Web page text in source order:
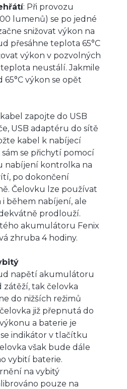
: Při provozu
lumenů) se po jedné
snižovat výkon na
přesáhne teplota 65°C
výkon v pozvolných
neustálí. Jakmile
výkon se opět
zapojte do USB
USB adaptéru do sítě
kabel k nabíjecí
se přichytí pomocí
nabíjení kontrolka na
po dokončení
Čelovku lze používat
i během nabíjení, ale
prodlouží.
akumulátoru Fenix
zhruba 4 hodiny.
napětí akumulátoru
zátěží, tak čelovka
do nižších režimů
již přepnutá do
a baterie je
indikátor v tlačítku
však bude dále
vybití baterie.
na vybitý
pouze na